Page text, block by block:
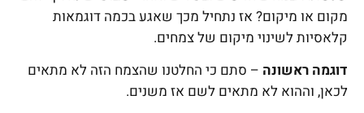
מקום או מיקום? אז נתחיל מכך שאגע בכמה דוגמאות
קלאסיות לשינוי מיקום של צמחים.
דוגמה ראשונה – סתם כי החלטנו שהצמח הזה לא מתאים
לכאן, וההוא לא מתאים לשם אז משנים.